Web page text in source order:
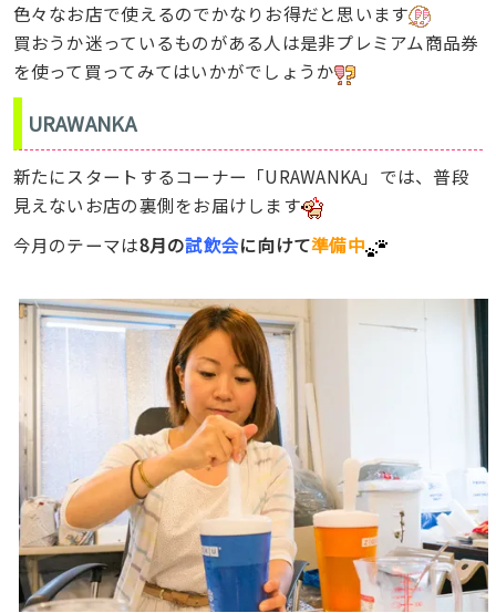
色々なお店で使えるのでかなりお得だと思います
買おうか迷っているものがある人は是非プレミアム商品券
を使って買ってみてはいかがでしょうか
URAWANKA
新たにスタートするコーナー「URAWANKA」では、普段
見えないお店の裏側をお届けします
今月のテーマは8月の試飲会に向けて準備中